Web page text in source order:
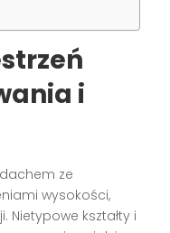
i
ze
wysokości,
kształty i